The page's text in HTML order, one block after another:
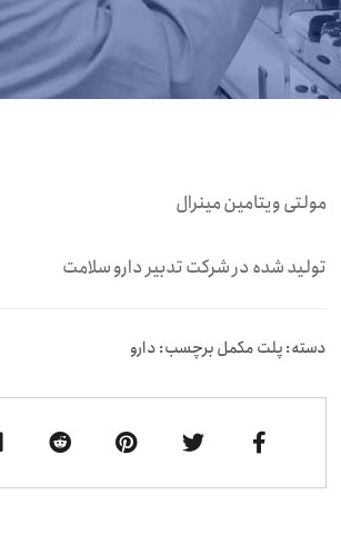
مولتی ویتامین مینرال
تولید شده در شرکت تدبیر دارو سلامت
دسته:پلت مکملبرچسب:دارو